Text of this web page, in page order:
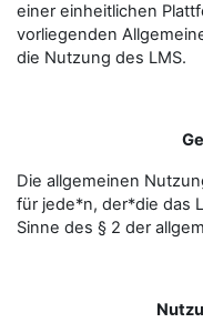
einer einheitlichen
vorliegenden
die Nutzung des LMS.
Die allgemeinen
für jede*n, der*die das
Sinne des § 2 der